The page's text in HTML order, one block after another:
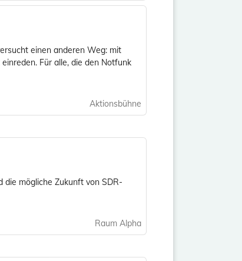
einen anderen Weg: mit
Für alle, die den Notfunk
Aktionsbühne
die mögliche Zukunft von SDR-
Raum Alpha